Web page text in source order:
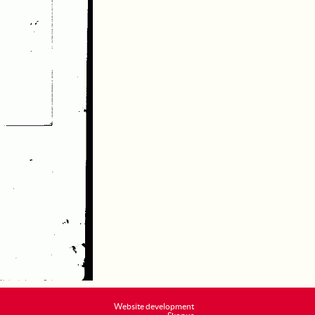
Website development